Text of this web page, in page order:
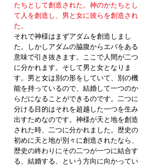
たちとして創造された。神のかたちとし
て人を創造し、男と女に彼らを創造され
た。
それで神様はまずアダムを創造しまし
た。しかしアダムの脇腹からエバをある
意味で引き抜きます。ここで人間が二つ
に分かれます。そして男と女となりま
す。男と女は別の形をしていて、別の機
能を持っているので、結婚して一つのか
らだになることができるのです。二つに
分ける目的はそれを超越した一つを生み
出すためなのです。神様が天と地を創造
された時、二つに分かれました。歴史の
初めに天と地が別々に創造されたなら、
歴史の終わりにその二つが一つに結合す
る、結婚する、という方向に向かってい